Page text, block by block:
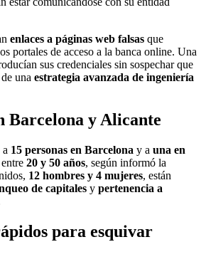
enlaces a páginas web falsas que
portales de acceso a la banca online. Una
sus credenciales sin sospechar que
una estrategia avanzada de ingeniería
Barcelona y Alicante
15 personas en Barcelona y a una en
20 y 50 años, según informó la
12 hombres y 4 mujeres, están
de capitales y pertenencia a
para esquivar